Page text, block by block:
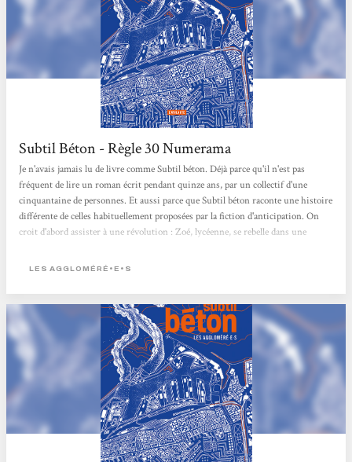
Subtil Béton - Règle 30 Numerama
Je n'avais jamais lu de livre comme Subtil béton. Déjà parce qu'il n'est pas
fréquent de lire un roman écrit pendant quinze ans, par un collectif d'une
cinquantaine de personnes. Et aussi parce que Subtil béton raconte une histoire
différente de celles habituellement proposées par la fiction d'anticipation. On
croit d'abord assister à une révolution : Zoé, lycéenne, se rebelle dans une
très éloignées de notre climat politique actuel). Pourtant, très vite, on passe à la
LES AGGLOMÉRÉ•E•S